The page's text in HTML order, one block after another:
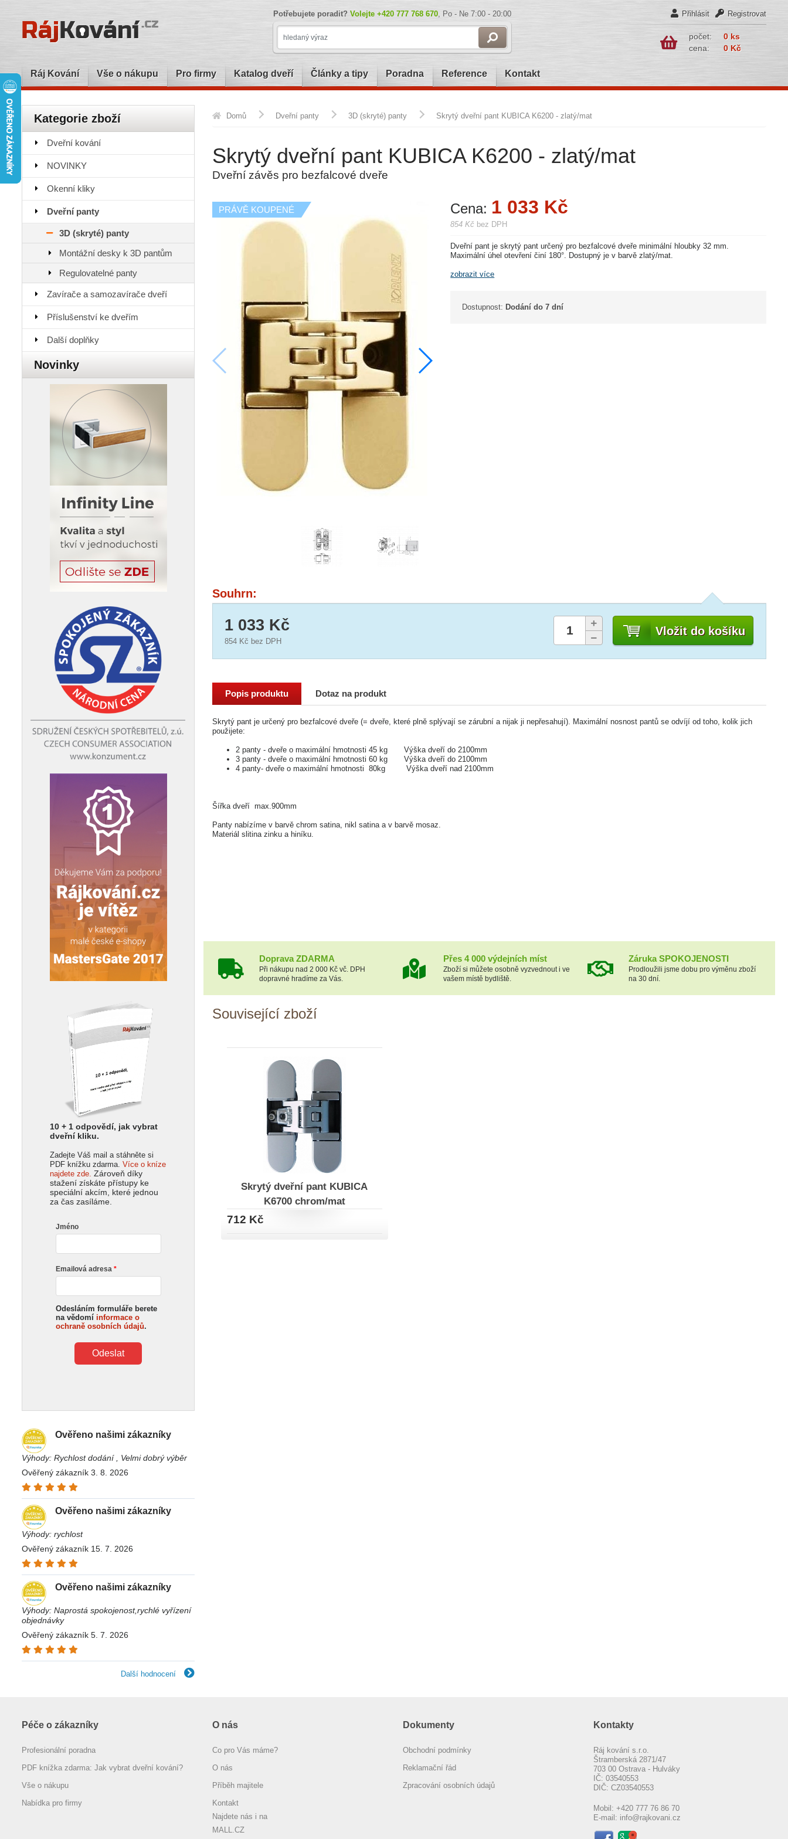
Potřebujete poradit? Volejte +420 777 768 670, Po - Ne 7:00 - 20:00 Přihlásit Registrovat
počet:
0 ks
cena:
0 Kč
Ráj Kování Vše o nákupu Pro firmy Katalog dveří Články a tipy Poradna Reference Kontakt
Kategorie zboží
Dveřní kování
NOVINKY
Okenní kliky
Dveřní panty
3D (skryté) panty
Montážní desky k 3D pantům
Regulovatelné panty
Zavírače a samozavírače dveří
Příslušenství ke dveřím
Další doplňky
Novinky
10 + 1 odpovědí, jak vybrat
dveřní kliku.
Zadejte Váš mail a stáhněte si
PDF knížku zdarma. Více o kníze
najdete zde. Zároveň díky
stažení získáte přístupy ke
speciální akcím, které jednou
za čas zasíláme.
Jméno
Emailová adresa
Odesláním formuláře berete
na vědomí informace o
ochraně osobních údajů.
Odeslat
Ověřeno našimi zákazníky
Výhody: Rychlost dodání , Velmi dobrý výběr
Ověřený zákazník 3. 8. 2026
Ověřeno našimi zákazníky
Výhody: rychlost
Ověřený zákazník 15. 7. 2026
Ověřeno našimi zákazníky
Výhody: Naprostá spokojenost,rychlé vyřízení
objednávky
Ověřený zákazník 5. 7. 2026
Další hodnocení
Domů Dveřní panty 3D (skryté) panty Skrytý dveřní pant KUBICA K6200 - zlatý/mat
Skrytý dveřní pant KUBICA K6200 - zlatý/mat
Dveřní závěs pro bezfalcové dveře
PRÁVĚ KOUPENÉ
PRÁVĚ KOUPENÉ PRÁVĚ KOUPENÉ
Cena: 1 033 Kč
854 Kč bez DPH
Dveřní pant je skrytý pant určený pro bezfalcové dveře minimální hloubky 32 mm.
Maximální úhel otevření činí 180°. Dostupný je v barvě zlatý/mat.
zobrazit více
Dostupnost: Dodání do 7 dní
Souhrn:
Vložit do košíku
1 033 Kč
854 Kč bez DPH
Popis produktu Dotaz na produkt
Skrytý pant je určený pro bezfalcové dveře (= dveře, které plně splývají se zárubní a nijak ji nepřesahují). Maximální nosnost pantů se odvíjí od toho, kolik jich
použijete:
2 panty - dveře o maximální hmotnosti 45 kg Výška dveří do 2100mm
3 panty - dveře o maximální hmotnosti 60 kg Výška dveří do 2100mm
4 panty- dveře o maximální hmotnosti 80kg Výška dveří nad 2100mm
Šířka dveří max.900mm
Panty nabízíme v barvě chrom satina, nikl satina a v barvě mosaz.
Materiál slitina zinku a hiníku.
Doprava ZDARMA
Při nákupu nad 2 000 Kč vč. DPH
dopravné hradíme za Vás.
Přes 4 000 výdejních míst
Zboží si můžete osobně vyzvednout i ve
vašem místě bydliště.
Záruka SPOKOJENOSTI
Prodloužili jsme dobu pro výměnu zboží
na 30 dní.
Související zboží
Skrytý dveřní pant KUBICA
K6700 chrom/mat
712 Kč
Péče o zákazníky
Profesionální poradna
PDF knížka zdarma: Jak vybrat dveřní kování?
Vše o nákupu
Nabídka pro firmy
O nás
Co pro Vás máme?
O nás
Příběh majitele
Kontakt
Najdete nás i na
MALL.CZ
Dokumenty
Obchodní podmínky
Reklamační řád
Zpracování osobních údajů
Kontakty
Ráj kování s.r.o.
Štramberská 2871/47
703 00 Ostrava - Hulváky
IČ: 03540553
DIČ: CZ03540553
Mobil: +420 777 76 86 70
E-mail: info@rajkovani.cz